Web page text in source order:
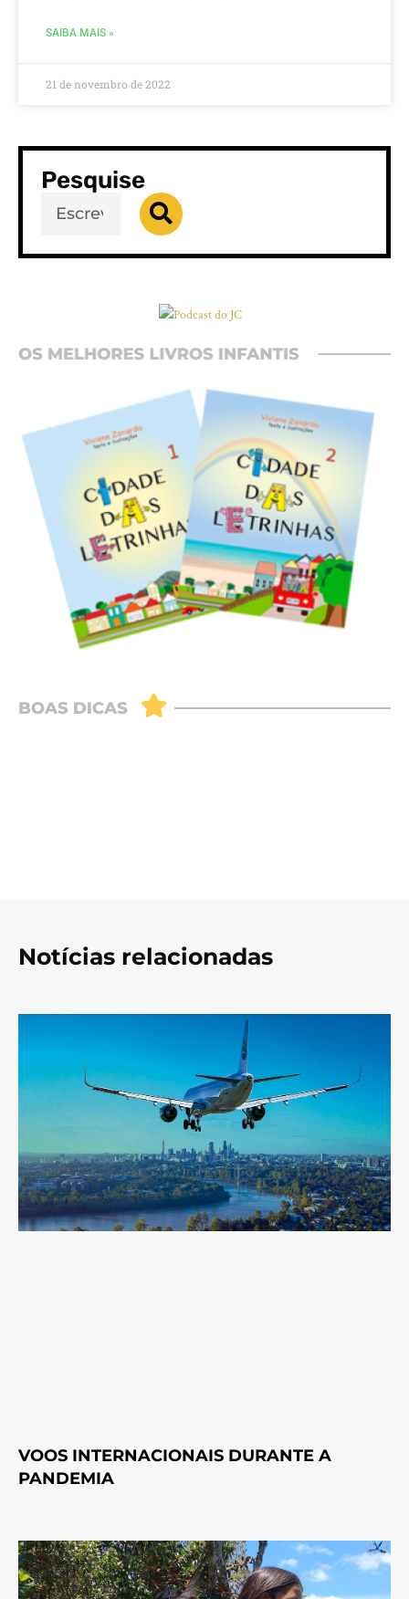
SAIBA MAIS »
21 de novembro de 2022
Pesquise
Notícias relacionadas
VOOS INTERNACIONAIS DURANTE A
PANDEMIA